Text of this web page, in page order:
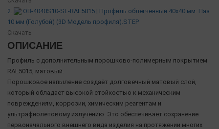
2.
OB-4040S10-SL-RAL5015 | Профиль облегченный 40х40 мм. Паз
10 мм (Голубой) (3D Модель профиля).STEP
Скачать
ОПИСАНИЕ
Профиль с дополнительным порошково-полимерным покрытием
RAL5015, матовый.
Порошковое напыление создаёт долговечный матовый слой,
который обладает высокой стойкостью к механическим
повреждениям, коррозии, химическим реагентам и
ультрафиолетовому излучению. Это обеспечивает сохранение
первоначального внешнего вида изделия на протяжении многих